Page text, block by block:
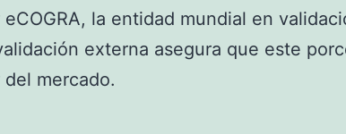
la entidad mundial en
externa asegura que este
mercado.